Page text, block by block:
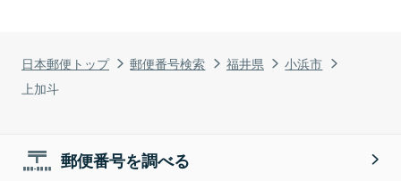
日本郵便トップ 郵便番号検索 福井県
小浜市
上加斗
郵便番号を調べる